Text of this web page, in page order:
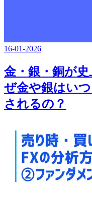
16-01-2026
金・銀・銅が
ぜ金や銀はい
されるの？